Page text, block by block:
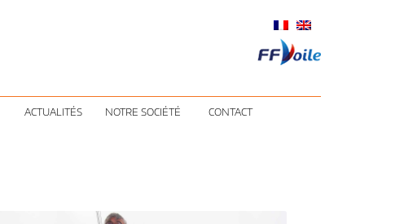
ACTUALITÉS NOTRE SOCIÉTÉ CONTACT